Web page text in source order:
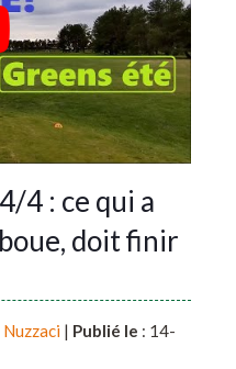
4 : ce qui a
doit finir
| Publié le : 14-